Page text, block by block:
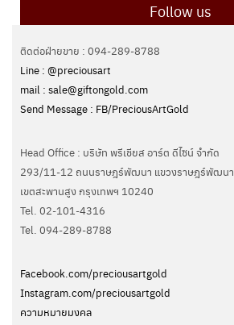
Follow us
ติดต่อฝ่ายขาย : 094-289-8788
Line : @preciousart
mail : sale@giftongold.com
Send Message : FB/PreciousArtGold
Head Office : บริษัท พรีเชียส อาร์ต ดีไซน์ จำกัด
293/11-12 ถนนราษฎร์พัฒนา แขวงราษฎร์พัฒนา
เขตสะพานสูง กรุงเทพฯ 10240
Tel. 02-101-4316
Tel. ‭094-289-8788‬
Facebook.com/preciousartgold
Instagram.com/preciousartgold
ความหมายมงคล